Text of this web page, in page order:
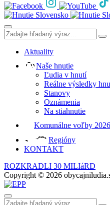
Aktuality
Naše hnutie
Ľudia v hnutí
Reálne výsledky
Stanovy
Oznámenia
Na stiahnutie
Komunálne voľby 2026
Regióny
KONTAKT
ROZKRADLI 30 MILIáRD
Copyright © 2026